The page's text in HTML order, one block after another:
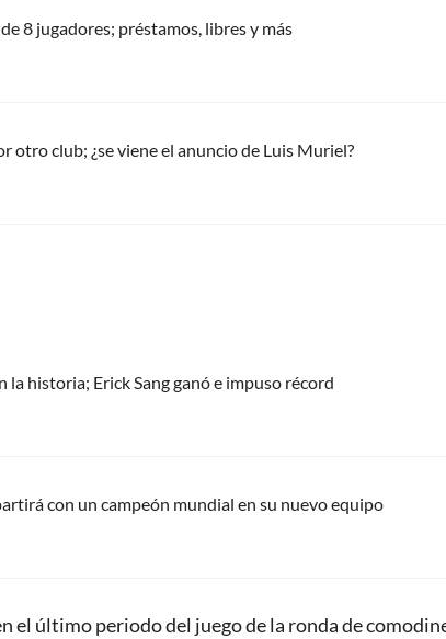
8 jugadores; préstamos, libres y más
otro club; ¿se viene el anuncio de Luis Muriel?
historia; Erick Sang ganó e impuso récord
con un campeón mundial en su nuevo equipo
el último periodo del juego de la ronda de